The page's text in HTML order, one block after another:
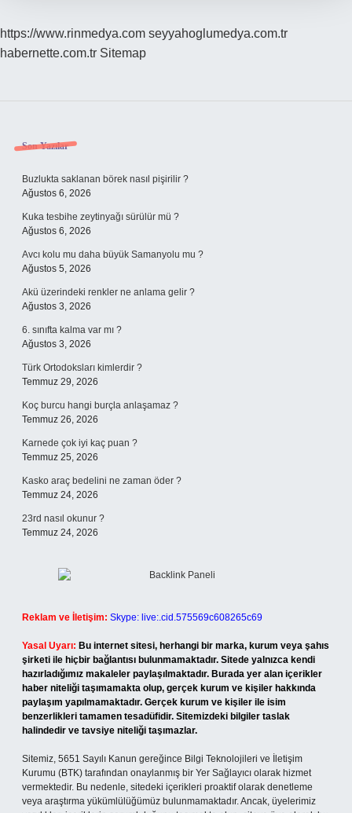
https://www.rinmedya.com seyyahoglumedya.com.tr
habernette.com.tr Sitemap
Sidebar
Son Yazılar
Buzlukta saklanan börek nasıl pişirilir ?
Ağustos 6, 2026
Kuka tesbihe zeytinyağı sürülür mü ?
Ağustos 6, 2026
Avcı kolu mu daha büyük Samanyolu mu ?
Ağustos 5, 2026
Akü üzerindeki renkler ne anlama gelir ?
Ağustos 3, 2026
6. sınıfta kalma var mı ?
Ağustos 3, 2026
Türk Ortodoksları kimlerdir ?
Temmuz 29, 2026
Koç burcu hangi burçla anlaşamaz ?
Temmuz 26, 2026
Karnede çok iyi kaç puan ?
Temmuz 25, 2026
Kasko araç bedelini ne zaman öder ?
Temmuz 24, 2026
23rd nasıl okunur ?
Temmuz 24, 2026
Reklam ve İletişim: Skype: live:.cid.575569c608265c69
Yasal Uyarı: Bu internet sitesi, herhangi bir marka, kurum veya şahıs
şirketi ile hiçbir bağlantısı bulunmamaktadır. Sitede yalnızca kendi
hazırladığımız makaleler paylaşılmaktadır. Burada yer alan içerikler
haber niteliği taşımamakta olup, gerçek kurum ve kişiler hakkında
paylaşım yapılmamaktadır. Gerçek kurum ve kişiler ile isim
benzerlikleri tamamen tesadüfidir. Sitemizdeki bilgiler taslak
halindedir ve tavsiye niteliği taşımazlar.
Sitemiz, 5651 Sayılı Kanun gereğince Bilgi Teknolojileri ve İletişim
Kurumu (BTK) tarafından onaylanmış bir Yer Sağlayıcı olarak hizmet
vermektedir. Bu nedenle, sitedeki içerikleri proaktif olarak denetleme
veya araştırma yükümlülüğümüz bulunmamaktadır. Ancak, üyelerimiz